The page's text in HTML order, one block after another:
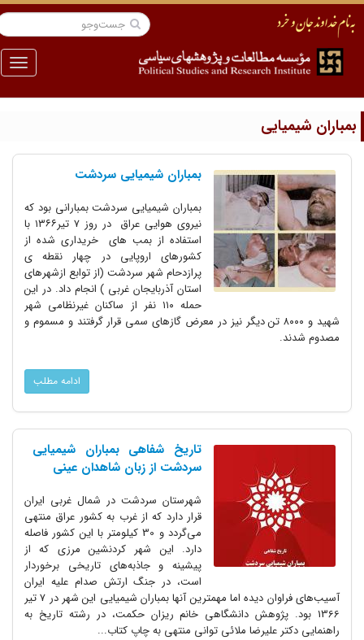
منو
شیمیایی
بمباران شیمیایی سردشت
بمباران شیمیایی سردشت بمبارانی بود که
نیروی هوایی عراق در روز ۷ تیر۱۳۶۶ با
استفاده از بمب های خریداری شده از
کشورهای اروپایی در چهار نقطه ی
پرازدحام شهر سردشت (از توابع ازشهرهای
استان آذربایجان غربی ) انجام داد. در این
حمله ۱۱۰ نفر از ساکنان غیرنظامی شهر
شهید و ۸۰۰۰ تن دیگر نیز در معرض گازهای سمی قرار گرفتند و مسموم و
مصدوم شدند.
ادامه مطلب
تاریخ شفاهی بمباران شیمیایی
سردشت از زبان شاهدان عینی
شهرستان سردشت در شمال غربی ایران
قرار دارد که از غرب به کشور عراق منتهی
می‌گردد و 30 کیلومتر با این کشور فاصله
دارد. این شهر کردنشین مرزی که از
پیشینه و جاذبه‌های تاریخی برخوردار
است، در جنگ ارتش صدام علیه ایران
آسیب‌های فراوان دیده اما مهمترین آنها بمباران شیمیایی این شهر در 7 تیر
1366 بود. پژوهش دانشگاهی خانم ریزان حکمت، در رشته تاریخ به
راهنمایی دکتر علیرضا ملائی توانی منتهی به چاپ کتاب...